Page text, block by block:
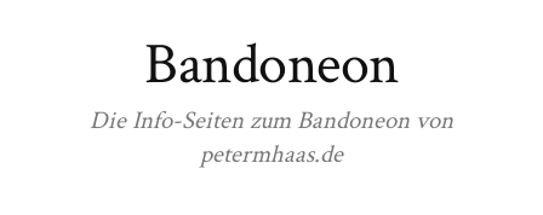
Bandoneon
Die Info-Seiten zum Bandoneon von
petermhaas.de